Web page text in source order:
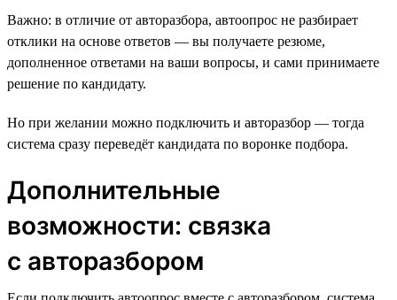
Важно: в отличие от авторазбора, автоопрос не разбирает
отклики на основе ответов — вы получаете резюме,
дополненное ответами на ваши вопросы, и сами принимаете
решение по кандидату.
Но при желании можно подключить и авторазбор — тогда
система сразу переведёт кандидата по воронке подбора.
Дополнительные
возможности: связка
с авторазбором